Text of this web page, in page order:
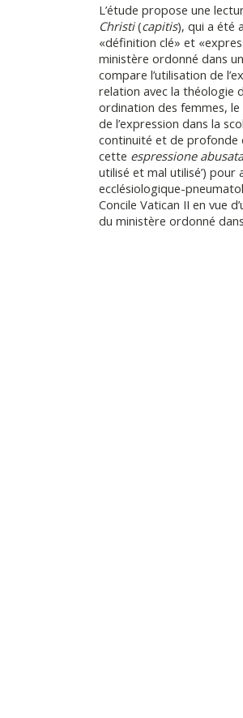
L’étude propose une
Christi(capitis), qui a été
«définition clé» et
ministère ordonné dans
compare l’utilisation de
relation avec la théologie
ordination des femmes, le
de l’expression dans la
continuité et de profonde
cette espressione abusata
utilisé et mal utilisé’)
ecclésiologique-
Concile Vatican II en vue
du ministère ordonné